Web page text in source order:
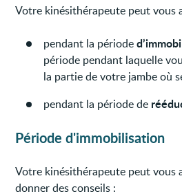
Votre kinésithérapeute peut vous
pendant la période
période pendant laquelle
la partie de votre jambe où
pendant la période de
Période d'immobilisation
Votre kinésithérapeute peut vous
donner des conseils :